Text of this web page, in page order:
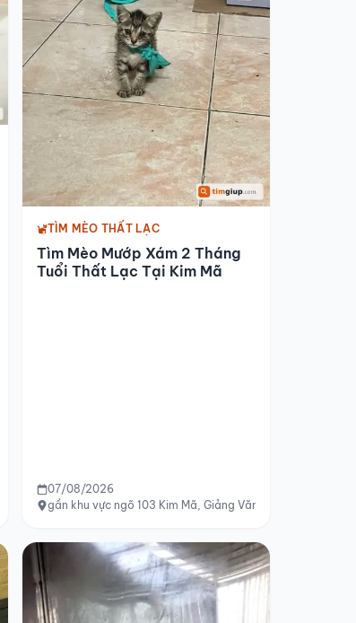
Hà Nội
TÌM MÈO THẤT LẠC
Tìm Mèo Mướp Xám 2 Tháng
Tuổi Thất Lạc Tại Kim Mã
07/08/2026
gần khu vực ngõ 103 Kim Mã, Giảng Văn Minh